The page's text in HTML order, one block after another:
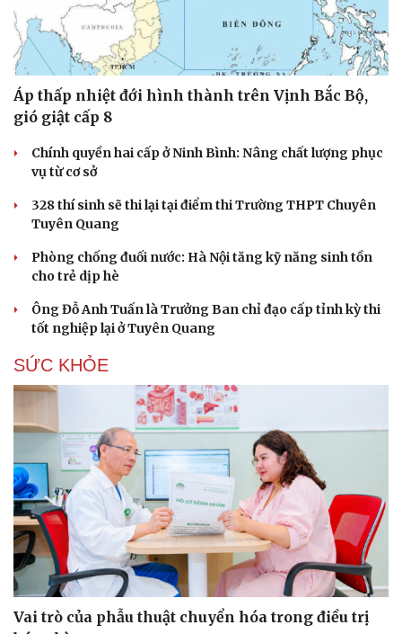
Văn hóa
Sân khấu - Điện ảnh
Âm nhạc
Di sản
Giải trí
Sao Việt
Áp thấp nhiệt đới hình thành trên Vịnh Bắc Bộ,
gió giật cấp 8
Chính quyền hai cấp ở Ninh Bình: Nâng chất lượng phục
vụ từ cơ sở
328 thí sinh sẽ thi lại tại điểm thi Trường THPT Chuyên
Tuyên Quang
Phòng chống đuối nước: Hà Nội tăng kỹ năng sinh tồn
cho trẻ dịp hè
Ông Đỗ Anh Tuấn là Trưởng Ban chỉ đạo cấp tỉnh kỳ thi
tốt nghiệp lại ở Tuyên Quang
SỨC KHỎE
Vai trò của phẫu thuật chuyển hóa trong điều trị